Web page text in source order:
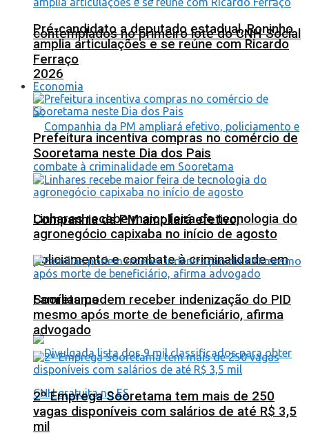
contemplados no primeiro lote do CNH Social
2026
Companhia da PM ampliará efetivo,
policiamento e combate à criminalidade em
Sooretama
Pré-candidato a deputado estadual, Roninho
amplia articulações e se reúne com Ricardo
Ferraço
Economia
Prefeitura incentiva compras no comércio de
Sooretama neste Dia dos Pais
Linhares recebe maior feira de tecnologia do
agronegócio capixaba no início de agosto
Famílias podem receber indenização do PID
mesmo após morte de beneficiário, afirma
advogado
2º Emprega Sooretama tem mais de 250
vagas disponíveis com salários de até R$ 3,5
mil